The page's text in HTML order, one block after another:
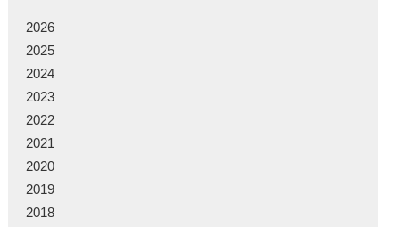
2026
2025
2024
2023
2022
2021
2020
2019
2018